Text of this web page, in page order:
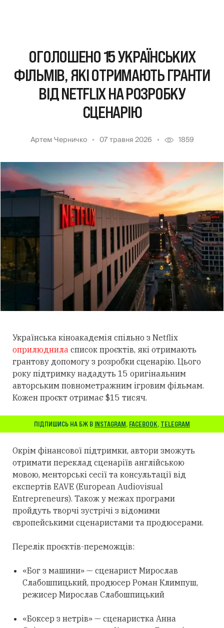
ОГОЛОШЕНО 15 УКРАЇНСЬКИХ
ФІЛЬМІВ, ЯКІ ОТРИМАЮТЬ ГРАНТИ
ВІД NETFLIX НА РОЗРОБКУ
СЦЕНАРІЮ
Артем Черничко 07 травня 2026 1859
Українська кіноакадемія спільно з Netflix
оприлюднила список проєктів, які отримають
грантову допомогу з розробки сценарію. Цього
року підтримку нададуть 15 оригінальним
авторським повнометражним ігровим фільмам.
Кожен проєкт отримає $15 тисяч.
ПІДПИШИСЬ НА БЖ В INSTAGRAM, FACEBOOK, TELEGRAM
Окрім фінансової підтримки, автори зможуть
отримати переклад сценаріїв англійською
мовою, менторські сесії та консультації від
експертів EAVE (European Audiovisual
Entrepreneurs). Також у межах програми
пройдуть творчі зустрічі з відомими
європейськими сценаристами та продюсерами.
Перелік проєктів-переможців:
«Бог з машини» — сценарист Мирослав
Слабошпицький, продюсер Роман Климпуш,
режисер Мирослав Слабошпицький
«Боксер з нетрів» — сценаристка Анна